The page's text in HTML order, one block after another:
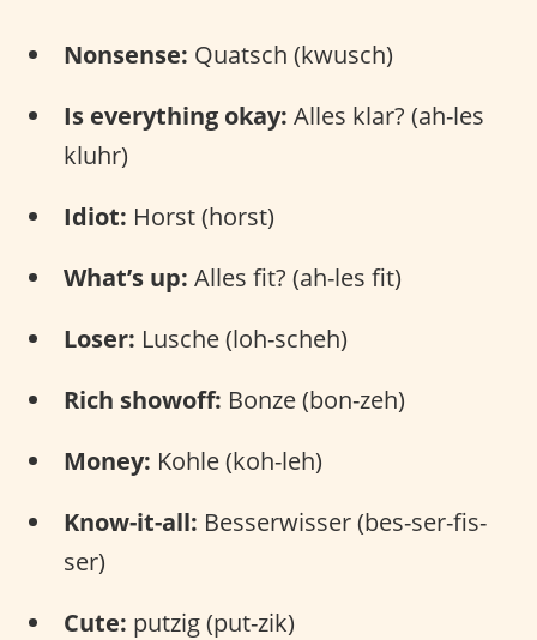
Nonsense: Quatsch (kwusch)
Is everything okay: Alles klar? (ah-les
kluhr)
Idiot: Horst (horst)
What’s up: Alles fit? (ah-les fit)
Loser: Lusche (loh-scheh)
Rich showoff: Bonze (bon-zeh)
Money: Kohle (koh-leh)
Know-it-all: Besserwisser (bes-ser-fis-
ser)
Cute: putzig (put-zik)